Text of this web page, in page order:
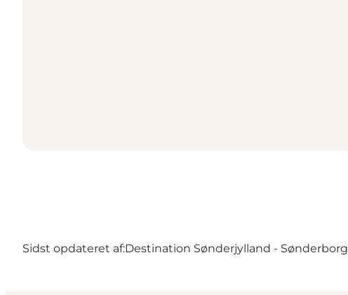
Sidst opdateret af:Destination Sønderjylland - Sønderborg